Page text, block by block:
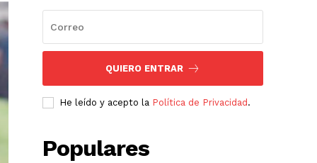
QUIERO ENTRAR
He leído y acepto la Política de Privacidad .
Populares